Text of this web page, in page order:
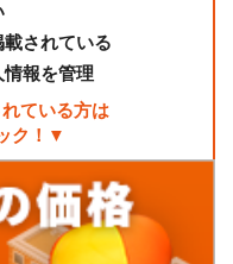
されている
報を管理
ている方は
ク！▼